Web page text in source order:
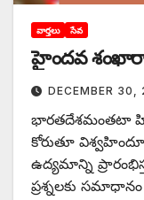
వార్తలు సేవ
హైందవ
DECEMBER 30,
భారతదేశమంతటా
కోరుతూ
ఉద్యమాన్ని
ప్రశ్నలకు